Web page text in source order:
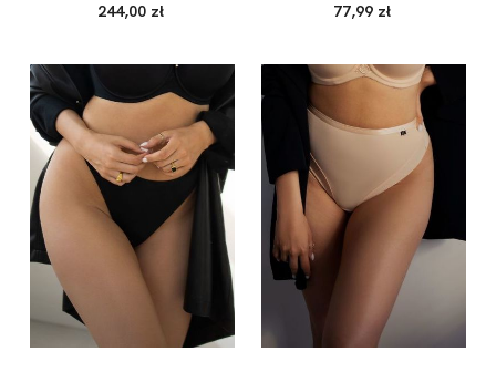
244,00 zł 77,99 zł